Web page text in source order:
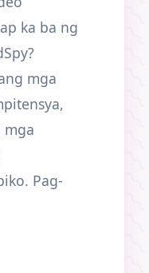
ka ba ng
mga
mga
Pag-